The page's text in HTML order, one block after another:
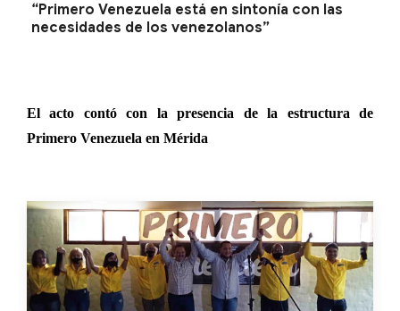
“Primero Venezuela está en sintonía con las
necesidades de los venezolanos”
El acto contó con la presencia de la estructura de
Primero Venezuela en Mérida